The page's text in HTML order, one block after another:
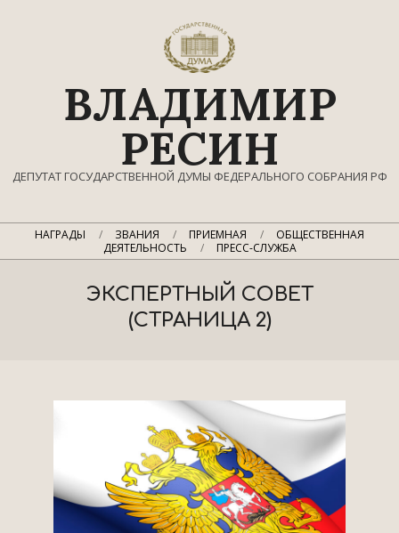
ВЛАДИМИР
РЕСИН
ДЕПУТАТ ГОСУДАРСТВЕННОЙ ДУМЫ ФЕДЕРАЛЬНОГО СОБРАНИЯ РФ
Главное
НАГРАДЫ ЗВАНИЯ ПРИЕМНАЯ
ОБЩЕСТВЕННАЯ
ДЕЯТЕЛЬНОСТЬ
ПРЕСС-СЛУЖБА
ЭКСПЕРТНЫЙ СОВЕТ
(СТРАНИЦА 2)